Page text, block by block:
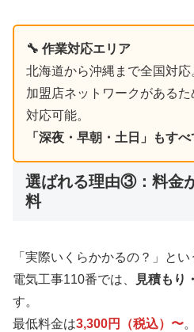
🔧 作業対応エリア
北海道から沖縄まで全国対応
加盟店ネットワークがある
対応可能。
「深夜・早朝・土日」もす
選ばれる理由③：料金
料
「実際いくらかかるの？」とい
電気工事110番では、
見積もり
す。
最低料金は3,300円（税込）〜。